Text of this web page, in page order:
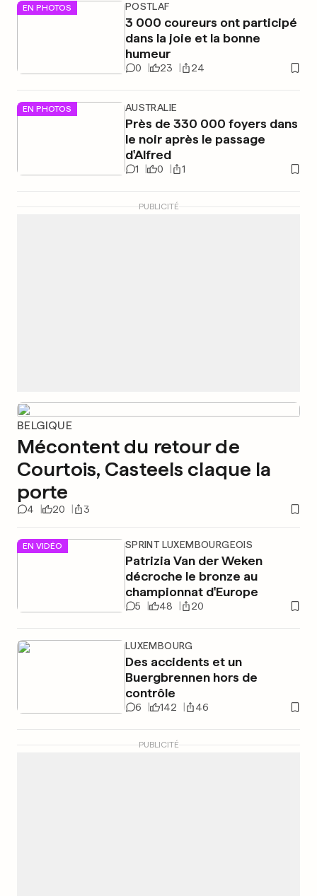
EN PHOTOS POSTLAF
3 000 coureurs ont participé
dans la joie et la bonne
humeur
0 23 24
EN PHOTOS AUSTRALIE
Près de 330 000 foyers dans
le noir après le passage
d'Alfred
1 0 1
PUBLICITÉ
BELGIQUE
Mécontent du retour de
Courtois, Casteels claque la
porte
4 20 3
EN VIDÉO SPRINT LUXEMBOURGEOIS
Patrizia Van der Weken
décroche le bronze au
championnat d'Europe
5 48 20
LUXEMBOURG
Des accidents et un
Buergbrennen hors de
contrôle
6 142 46
PUBLICITÉ